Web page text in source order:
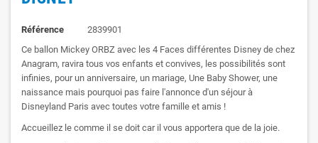
Référence
2839901
Ce ballon Mickey ORBZ avec les 4 Faces différentes Disney de chez
Anagram, ravira tous vos enfants et convives, les possibilités sont
infinies, pour un anniversaire, un mariage, Une Baby Shower, une
naissance mais pourquoi pas faire l'annonce d'un séjour à
Disneyland Paris avec toutes votre famille et amis !
Accueillez le comme il se doit car il vous apportera que de la joie.